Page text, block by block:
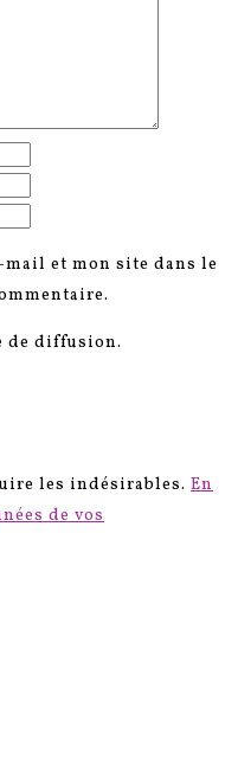
et mon site dans le
de diffusion.
les indésirables. En
de vos